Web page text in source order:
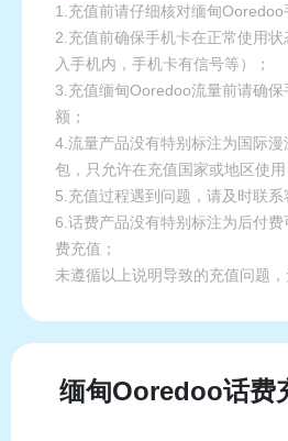
1.充值前请仔细核对缅甸Ooredoo
2.充值前确保手机卡在正常使用
入手机内，手机卡有信号等）；
3.充值缅甸Ooredoo流量前请确
额；
4.流量产品没有特别标注为国际
包，只允许在充值国家或地区使用
5.充值过程遇到问题，请及时联系
6.话费产品没有特别标注为后付
费充值；
未遵循以上说明导致的充值问题，
缅甸Ooredoo话费